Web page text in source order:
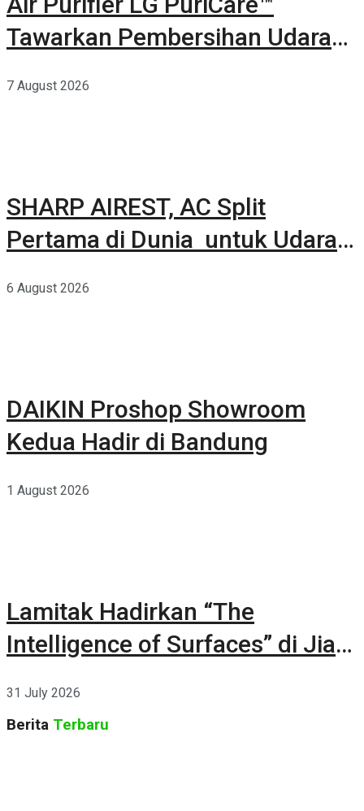
Tawarkan Pembersihan Udara
7 August 2026
SHARP AIREST, AC Split
Pertama di Dunia untuk Udara
6 August 2026
DAIKIN Proshop Showroom
Kedua Hadir di Bandung
1 August 2026
Lamitak Hadirkan “The
Intelligence of Surfaces” di Jia
31 July 2026
Berita Terbaru